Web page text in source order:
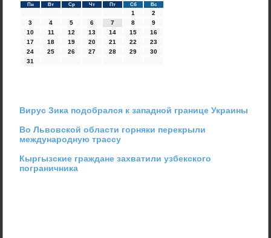
Пн Вт Ср Чт Пт Сб Вс
1
2
3
4 5 6 7 8
9
10
11 12 13 14 15
16
17
18 19 20 21 22
23
24
25 26 27 28 29
30
31
Вирус Зика подобрался к западной границе Украины
Во Львовской области горняки перекрыли
международную трассу
Кыргызские граждане захватили узбекского
пограничника